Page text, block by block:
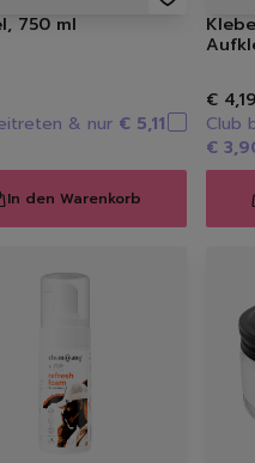
| Schwämme | Bürsten
Tücher
| Schwammtücher
750 ml
& nur € 5,11
In den Warenkorb
€ 4,19
Club
€